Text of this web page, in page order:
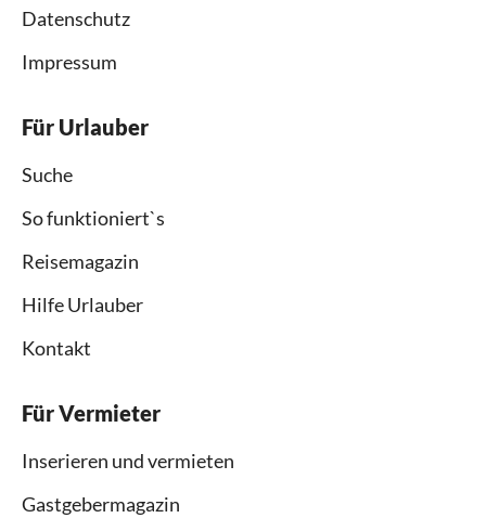
Datenschutz
Impressum
Für Urlauber
Suche
So funktioniert`s
Reisemagazin
Hilfe Urlauber
Kontakt
Für Vermieter
Inserieren und vermieten
Gastgebermagazin